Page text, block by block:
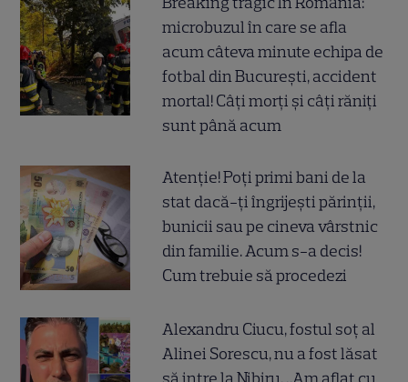
microbuzul în care se afla
acum câteva minute echipa de
fotbal din București, accident
mortal! Câți morți și câți răniți
sunt până acum
Atenție! Poți primi bani de la
stat dacă-ți îngrijești părinții,
bunicii sau pe cineva vârstnic
din familie. Acum s-a decis!
Cum trebuie să procedezi
Alexandru Ciucu, fostul soț al
Alinei Sorescu, nu a fost lăsat